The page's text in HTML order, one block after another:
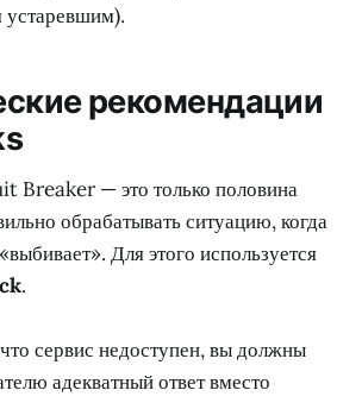
устаревшим).
рекомендации
Breaker — это только половина
обрабатывать ситуацию, когда
Для этого используется
.
сервис недоступен, вы должны
адекватный ответ вместо